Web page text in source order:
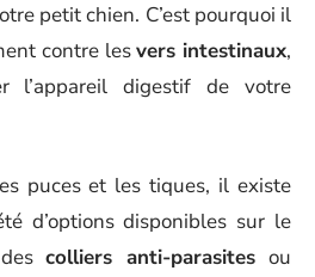
petit chien. C’est pourquoi il
contre lesvers intestinaux,
l’appareil digestif de votre
puces et les tiques, il existe
d’options disponibles sur le
descolliers anti-parasites ou